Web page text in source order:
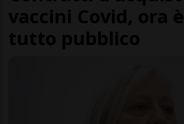
vaccini Covid, ora
tutto pubblico